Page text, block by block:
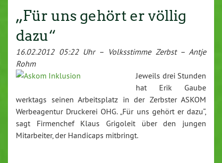
„Für uns gehört er völlig
dazu“
16.02.2012 05:22 Uhr – Volksstimme Zerbst – Antje
Rohm
Jeweils drei Stunden
hat Erik Gaube
werktags seinen Arbeitsplatz in der Zerbster ASKOM
Werbeagentur Druckerei OHG. „Für uns gehört er dazu“,
sagt Firmenchef Klaus Grigoleit über den jungen
Mitarbeiter, der Handicaps mitbringt.